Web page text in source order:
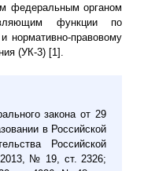
федеральным органом
функции по
нормативно-правовому
(УК-3) [1].
закона от 29
в Российской
Российской
№ 19, ст. 2326;